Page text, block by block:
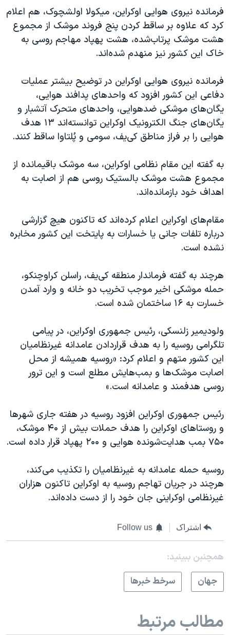
فرمانده نیروی هوایی اوکراین، میکولا اولشچوک، هم اعلام
کرد که علاوه بر ساقط کردن پنج فروند موشک از مجموع
هشت موشک پرتاب‌شده، هشت پهپاد مهاجم روسی به
خاک این کشور نیز منهدم شده‌اند.
فرمانده نیروی هوایی اوکراین در توضیح بیشتر عملیات
دفاعی این کشور افزود که واحدهای پدافند هوایی،
یگان‌های موشکی ضدهوایی، واحدهای متحرک آتشبار و
یگان‌های جنگ الکترونیک اوکراین توانسته‌اند ۱۳ هدف
هوایی را بر فراز مناطق کی‌یف، سومی و پُلتاوا ساقط کنند.
به گفته این مقام نظامی اوکراین، سه موشک باقیمانده از
مجموع هشت موشک بالستیک روسی هم از اصابت به
اهداف خود بازمانده‌اند.
مقام‌های اوکراین اعلام کرده‌اند که تاکنون هیچ گزارشی
درباره تلفات جانی یا خسارات به پایتخت این کشور مخابره
نشده است.
هرچند به گفته فرماندار منطقه کی‌یف، راسلن کراوچنکو،
حمله موشکی اخیر موجب تخریب دو خانه و وارد آمدن
خسارت به ۱۶ ساختمان شده است.
ولودیمیر زلنسکی، رئیس جمهوری اوکراین، در پیامی
تلگرامی روسیه را به هدف قراردادن عامدانه غیرنظامیان
این کشور متهم و اعلام کرد: «روسیه همیشه از محل
اصابت موشک‌ها و بمب‌هایش مطلع است و این ترور
روسی هدفمند و عامدانه است.»
رئیس جمهوری اوکراین افزود روسیه در هفته جاری شهرها
و روستاهای اوکراین را هدف حملات بیش از ۴۰ موشک،
۷۵۰ بمب هدایت‌شونده هوایی و ۲۰۰ پهپاد قرار داده است.
روسیه حمله عامدانه به غیرنظامیان را تکذیب می‌کند،
هرچند در جریان تهاجم روسیه به اوکراین تاکنون هزاران
غیرنظامی اوکراینی جان خود را از دست داده‌اند.
اشتراک Follow us
همچنبن ببینید:
جهان
سرخط خبرها
مطالب مرتبط